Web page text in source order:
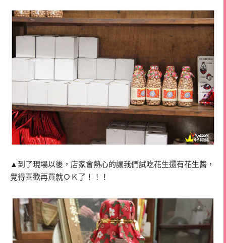
▲到了現場以後，店家會熱心的讓我們試吃花生還有花生醬，
覺得喜歡再買就ＯＫ了！！！